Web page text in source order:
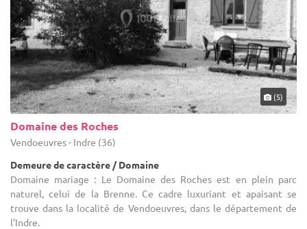
(5)
Domaine des Roches
Vendoeuvres - Indre (36)
Demeure de caractère / Domaine
Domaine mariage : Le Domaine des Roches est en plein parc
naturel, celui de la Brenne. Ce cadre luxuriant et apaisant se
trouve dans la localité de Vendoeuvres, dans le département de
l’Indre.